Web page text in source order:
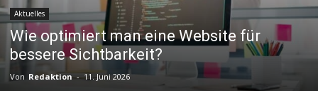
Aktuelles
Wie optimiert man eine Website für
bessere Sichtbarkeit?
Von Redaktion - 11. Juni 2026